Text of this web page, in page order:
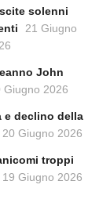
solenni
21 Giugno
John
Giugno 2026
e declino della
20 Giugno 2026
troppi
19 Giugno 2026